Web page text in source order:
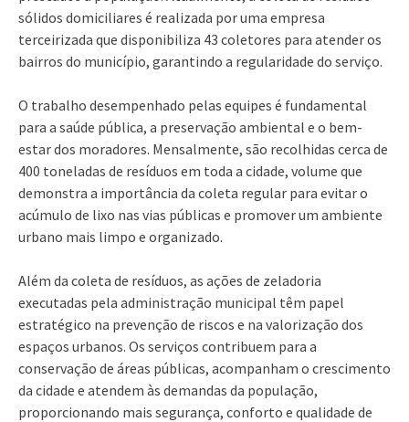
sólidos domiciliares é realizada por uma empresa
terceirizada que disponibiliza 43 coletores para atender os
bairros do município, garantindo a regularidade do serviço.
O trabalho desempenhado pelas equipes é fundamental
para a saúde pública, a preservação ambiental e o bem-
estar dos moradores. Mensalmente, são recolhidas cerca de
400 toneladas de resíduos em toda a cidade, volume que
demonstra a importância da coleta regular para evitar o
acúmulo de lixo nas vias públicas e promover um ambiente
urbano mais limpo e organizado.
Além da coleta de resíduos, as ações de zeladoria
executadas pela administração municipal têm papel
estratégico na prevenção de riscos e na valorização dos
espaços urbanos. Os serviços contribuem para a
conservação de áreas públicas, acompanham o crescimento
da cidade e atendem às demandas da população,
proporcionando mais segurança, conforto e qualidade de